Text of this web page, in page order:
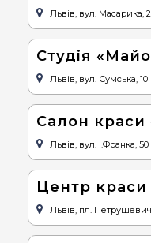
Львів, вул. Масарика, 2
Студія
Львів, вул. Сумська, 10
Салон краси
Львів, вул. І.Франка, 50
Центр краси
Львів, пл.